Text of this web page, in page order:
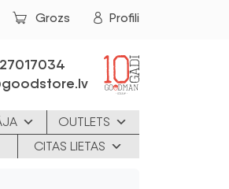
Grozs Profili
OUTLETS
CITAS LIETAS